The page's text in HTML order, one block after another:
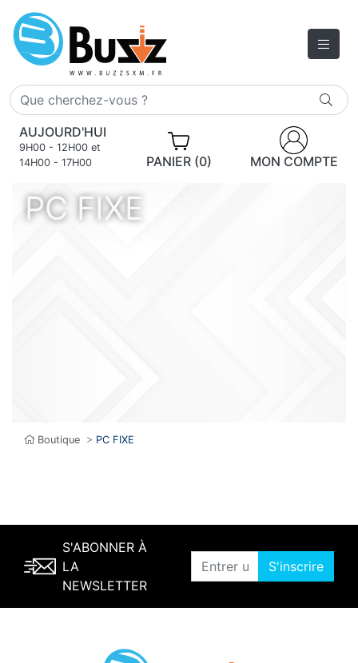
AUJOURD'HUI
9H00 - 12H00 et
14H00 - 17H00
PANIER (0) MON COMPTE
PC FIXE
Boutique > PC FIXE
S'ABONNER À
LA
NEWSLETTER
S'inscrire